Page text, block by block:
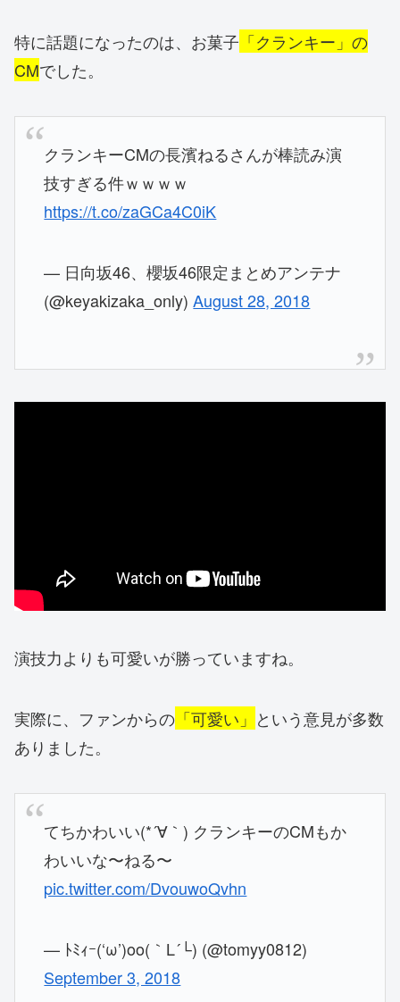
特に話題になったのは、お菓子 「クランキー」の
CMでした。
クランキーCMの長濱ねるさんが棒読み演
技すぎる件ｗｗｗｗ
https://t.co/zaGCa4C0iK
— 日向坂46、櫻坂46限定まとめアンテナ
(@keyakizaka_only)August 28, 2018
演技力よりも可愛いが勝っていますね。
実際に、ファンからの 「可愛い」 という意見が多数
ありました。
てちかわいい(*´∀｀) クランキーのCMもか
わいいな〜ねる〜
pic.twitter.com/DvouwoQvhn
— ﾄﾐｨｰ(‘ω’)oo(｀L´└) (@tomyy0812)
September 3, 2018